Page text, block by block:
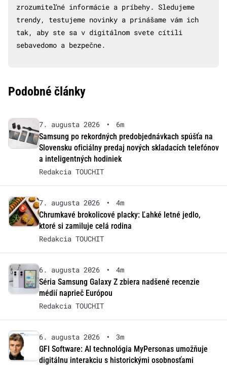
zrozumiteľné informácie a príbehy. Sledujeme
trendy, testujeme novinky a prinášame vám ich
tak, aby ste sa v digitálnom svete cítili
sebavedomo a bezpečne.
Podobné články
7. augusta 2026 •
6m
Samsung po rekordných predobjednávkach spúšťa na
Slovensku oficiálny predaj nových skladacích telefónov
a inteligentných hodiniek
Redakcia TOUCHIT
7. augusta 2026 •
4m
Chrumkavé brokolicové placky: Ľahké letné jedlo,
ktoré si zamiluje celá rodina
Redakcia TOUCHIT
6. augusta 2026 •
4m
Séria Samsung Galaxy Z zbiera nadšené recenzie
médií naprieč Európou
Redakcia TOUCHIT
6. augusta 2026 •
3m
GFI Software: AI technológia MyPersonas umožňuje
digitálnu interakciu s historickými osobnosťami